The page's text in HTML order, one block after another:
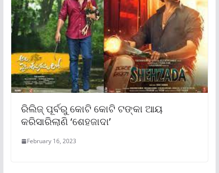
ରିଲିଜ୍‌ ପୂର୍ବରୁ କୋଟି କୋଟି ଟଙ୍କା ଆୟ
କରିସାରିଲାଣି ‘ଶେହଜାଦା’
February 16, 2023